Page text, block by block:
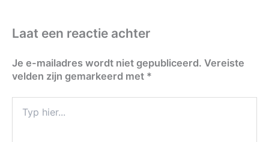
Laat een reactie achter
Je e-mailadres wordt niet gepubliceerd. Vereiste
velden zijn gemarkeerd met *
hier...